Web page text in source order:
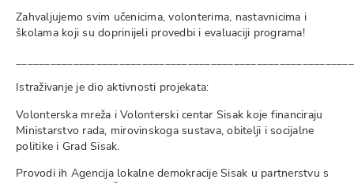
Zahvaljujemo svim učenicima, volonterima, nastavnicima i
školama koji su doprinijeli provedbi i evaluaciji programa!
Istraživanje je dio aktivnosti projekata:
Volonterska mreža i Volonterski centar Sisak koje financiraju
Ministarstvo rada, mirovinskoga sustava, obitelji i socijalne
politike i Grad Sisak.
Provodi ih Agencija lokalne demokracije Sisak u partnerstvu s